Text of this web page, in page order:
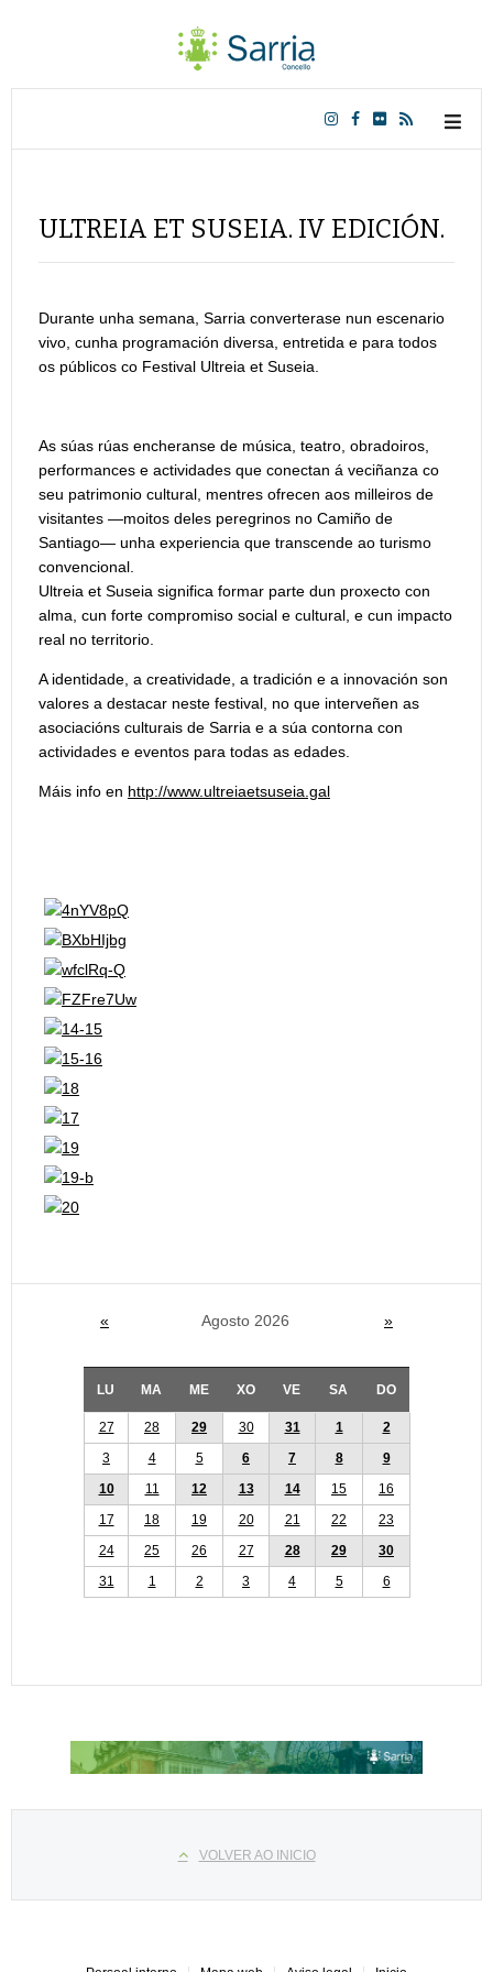
ULTREIA ET SUSEIA. IV EDICIÓN.
Durante unha semana, Sarria converterase nun escenario
vivo, cunha programación diversa, entretida e para todos
os públicos co Festival Ultreia et Suseia.
As súas rúas encheranse de música, teatro, obradoiros,
performances e actividades que conectan á veciñanza co
seu patrimonio cultural, mentres ofrecen aos milleiros de
visitantes —moitos deles peregrinos no Camiño de
Santiago— unha experiencia que transcende ao turismo
convencional.
Ultreia et Suseia significa formar parte dun proxecto con
alma, cun forte compromiso social e cultural, e cun impacto
real no territorio.
A identidade, a creatividade, a tradición e a innovación son
valores a destacar neste festival, no que interveñen as
asociacións culturais de Sarria e a súa contorna con
actividades e eventos para todas as edades.
Máis info en http://www.ultreiaetsuseia.gal
« Agosto 2026 »
LU MA ME XO VE SA DO
27 28 29 30 31 1
2
3
4 5 6 7 8
9
10
11 12 13 14 15
16
17
18 19 20 21 22
23
24
25 26 27 28 29
30
31
1 2 3 4 5 6
VOLVER AO INICIO